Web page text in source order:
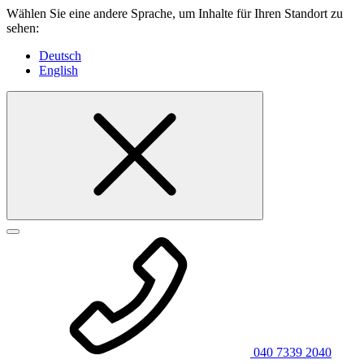
Wählen Sie eine andere Sprache, um Inhalte für Ihren Standort zu
sehen:
Deutsch
English
040 7339 2040